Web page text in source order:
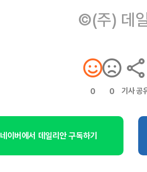
©(주) 데
0 0 기사 공
네이버에서 데일리안 구독하기